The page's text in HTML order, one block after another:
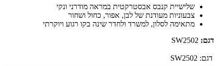
שלישיית קנבס אבסטרקטית במראה מודרני ונקי
צבעוניות מעודנת של לבן, אפור, כחול ושחור
מתאימה לסלון, למשרד ולחדר שינה בקו רגוע ויוקרתי
דגם:
דגם: SW2502